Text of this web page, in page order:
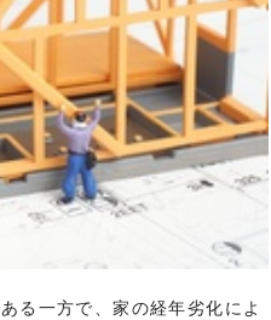
る一方で、家の経年劣化によ